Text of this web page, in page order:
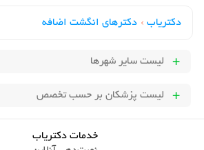
دکتریاب › دکترهای انگشت اضافه
لیست سایر شهرها
لیست پزشکان بر حسب تخصص
خدمات دکتریاب